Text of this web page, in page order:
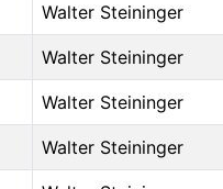
Walter Steininger
Walter Steininger
Walter Steininger
Walter Steininger